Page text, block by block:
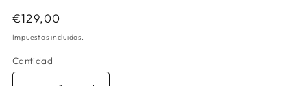
Precio
habitual
€129,00
Impuestos incluidos.
Cantidad
Cantidad